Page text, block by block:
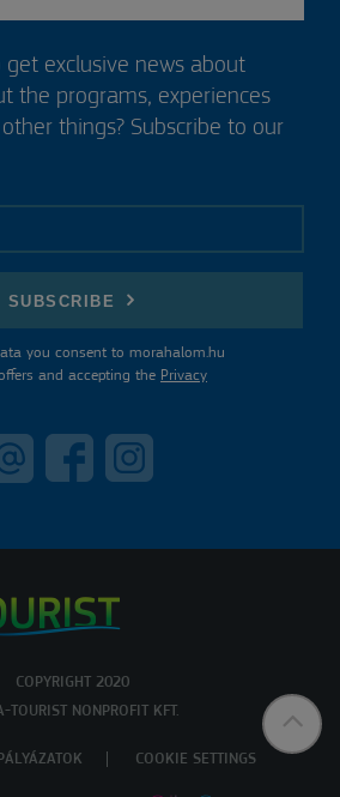
exclusive news about
the programs, experiences
things? Subscribe to our
SUBSCRIBE
you consent to morahalom.hu
and accepting the Privacy
COPYRIGHT 2020
TOURIST NONPROFIT KFT.
PÁLYÁZATOK COOKIE SETTINGS